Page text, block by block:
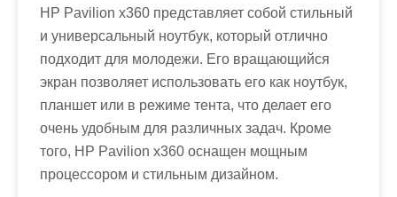
HP Pavilion x360 представляет собой стильный
и универсальный ноутбук, который отлично
подходит для молодежи. Его вращающийся
экран позволяет использовать его как ноутбук,
планшет или в режиме тента, что делает его
очень удобным для различных задач. Кроме
того, HP Pavilion x360 оснащен мощным
процессором и стильным дизайном.